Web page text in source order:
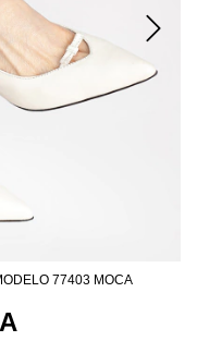
77403 MOCA